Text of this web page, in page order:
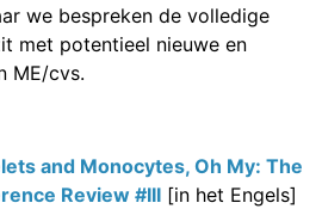
we bespreken de volledige
met potentieel nieuwe en
ME/cvs.
and Monocytes, Oh My: The
Review #III [in het Engels]